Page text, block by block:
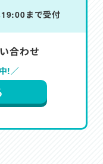
まで受付
合わせ
!／